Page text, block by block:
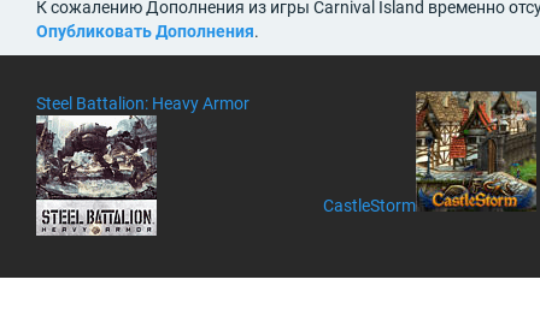
К сожалению Дополнения из игры Carnival Island временно
Опубликовать Дополнения.
Steel Battalion: Heavy Armor
CastleStorm